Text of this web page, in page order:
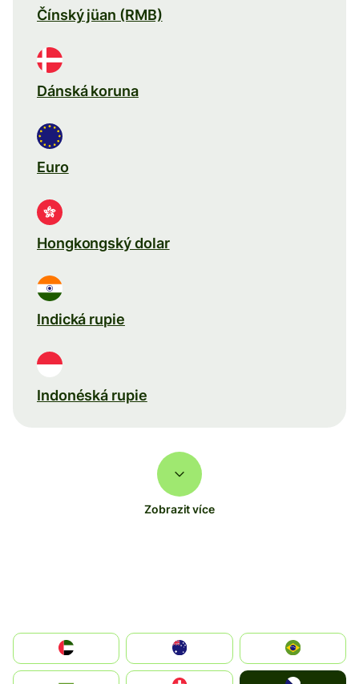
Čínský jüan (RMB)
Dánská koruna
Euro
Hongkongský dolar
Indická rupie
Indonéská rupie
Zobrazit více
الإمارات العربية المتحدة